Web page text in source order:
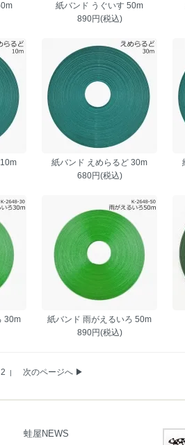
紙バンド うぐいす 50m
890円(税込)
紙バンド えめらるど 30m
680円(税込)
30m
紙バンド 雨がえるいろ 50m
890円(税込)
2 | 次のページへ ▶
蛙屋NEWS